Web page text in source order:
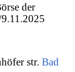
der
str. Bad